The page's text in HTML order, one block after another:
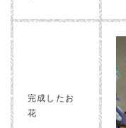
完成したお
花